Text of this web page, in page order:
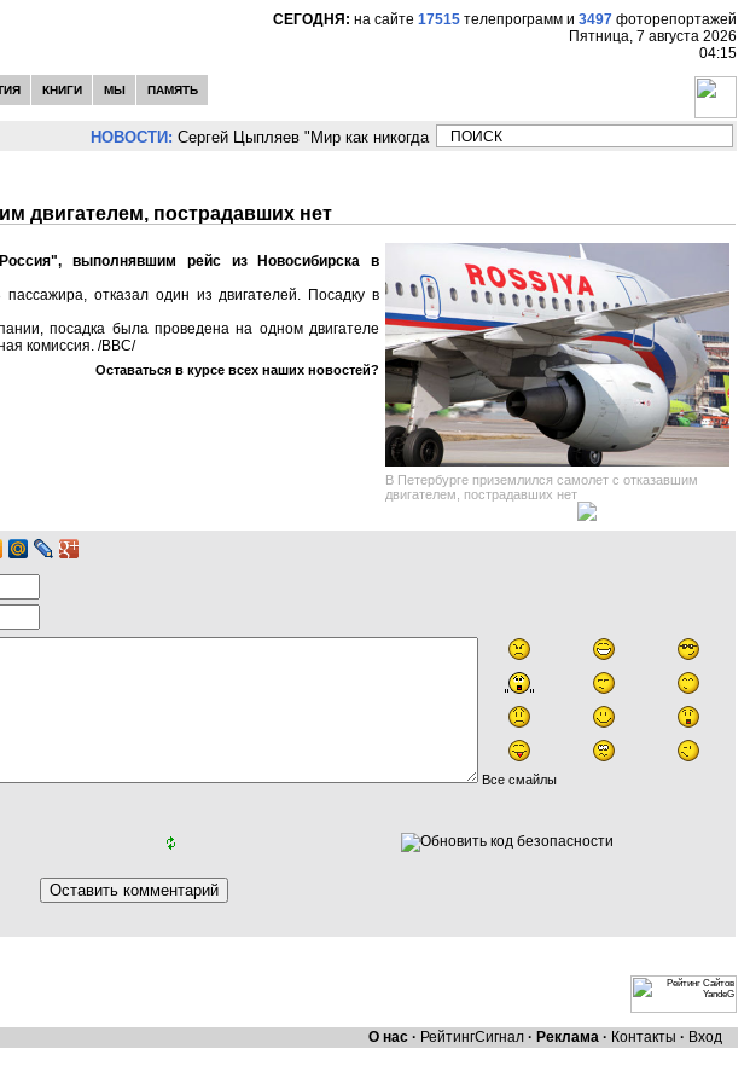
СЕГОДНЯ: на сайте 17515 телепрограмм и 3497 фоторепортажей
Пятница, 7 августа 2026
04:15
КНИГИ МЫ ПАМЯТЬ
НОВОСТИ: Сергей Цыпляев "Мир как никогда близко стоит к угрозе третьей мировой
двигателем, пострадавших нет
В Петербурге приземлился самолет с отказавшим
двигателем, пострадавших нет
выполнявшим рейс из Новосибирска в
отказал один из двигателей. Посадку в
посадка была проведена на одном двигателе
комиссия. /BBC/
Оставаться в курсе всех наших новостей?
Все смайлы
О нас · РейтингСигнал · Реклама · Контакты · Вход